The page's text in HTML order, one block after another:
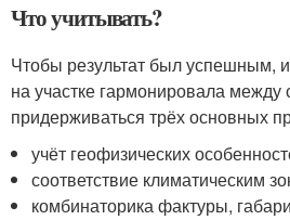
Что учитывать?
Чтобы результат был успешным, и
на участке гармонировала между
придерживаться трёх основных
учёт геофизических
соответствие климатическим
комбинаторика фактуры,